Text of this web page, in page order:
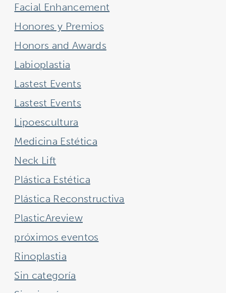
Facial Enhancement
Honores y Premios
Honors and Awards
Labioplastia
Lastest Events
Lastest Events
Lipoescultura
Medicina Estética
Neck Lift
Plástica Estética
Plástica Reconstructiva
PlasticAreview
próximos eventos
Rinoplastia
Sin categoría